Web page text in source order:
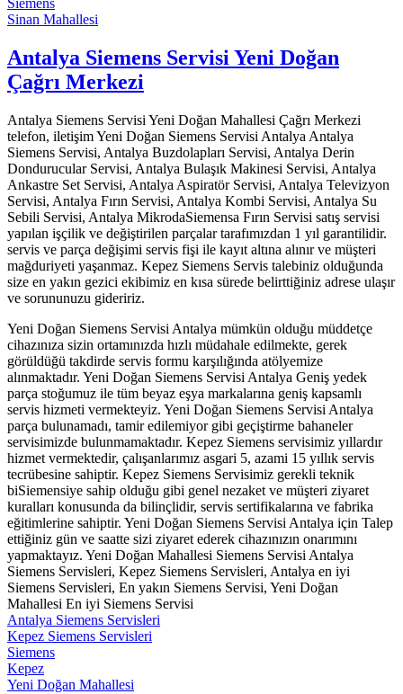
Siemens
Sinan Mahallesi
Antalya Siemens Servisi Yeni Doğan
Çağrı Merkezi
Antalya Siemens Servisi Yeni Doğan Mahallesi Çağrı Merkezi
telefon, iletişim Yeni Doğan Siemens Servisi Antalya Antalya
Siemens Servisi, Antalya Buzdolapları Servisi, Antalya Derin
Dondurucular Servisi, Antalya Bulaşık Makinesi Servisi, Antalya
Ankastre Set Servisi, Antalya Aspiratör Servisi, Antalya Televizyon
Servisi, Antalya Fırın Servisi, Antalya Kombi Servisi, Antalya Su
Sebili Servisi, Antalya MikrodaSiemensa Fırın Servisi satış servisi
yapılan işçilik ve değiştirilen parçalar tarafımızdan 1 yıl garantilidir.
servis ve parça değişimi servis fişi ile kayıt altına alınır ve müşteri
mağduriyeti yaşanmaz. Kepez Siemens Servis talebiniz olduğunda
size en yakın gezici ekibimiz en kısa sürede belirttiğiniz adrese ulaşır
ve sorununuzu gideririz.
Yeni Doğan Siemens Servisi Antalya mümkün olduğu müddetçe
cihazınıza sizin ortamınızda hızlı müdahale edilmekte, gerek
görüldüğü takdirde servis formu karşılığında atölyemize
alınmaktadır. Yeni Doğan Siemens Servisi Antalya Geniş yedek
parça stoğumuz ile tüm beyaz eşya markalarına geniş kapsamlı
servis hizmeti vermekteyiz. Yeni Doğan Siemens Servisi Antalya
parça bulunamadı, tamir edilemiyor gibi geçiştirme bahaneler
servisimizde bulunmamaktadır. Kepez Siemens servisimiz yıllardır
hizmet vermektedir, çalışanlarımız asgari 5, azami 15 yıllık servis
tecrübesine sahiptir. Kepez Siemens Servisimiz gerekli teknik
biSiemensiye sahip olduğu gibi genel nezaket ve müşteri ziyaret
kuralları konusunda da bilinçlidir, servis sertifikalarına ve fabrika
eğitimlerine sahiptir. Yeni Doğan Siemens Servisi Antalya için Talep
ettiğiniz gün ve saatte sizi ziyaret ederek cihazınızın onarımını
yapmaktayız. Yeni Doğan Mahallesi Siemens Servisi Antalya
Siemens Servisleri, Kepez Siemens Servisleri, Antalya en iyi
Siemens Servisleri, En yakın Siemens Servisi, Yeni Doğan
Mahallesi En iyi Siemens Servisi
Antalya Siemens Servisleri
Kepez Siemens Servisleri
Siemens
Kepez
Yeni Doğan Mahallesi